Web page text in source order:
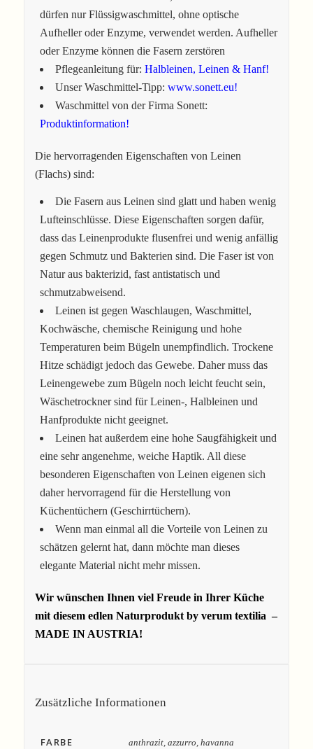
dürfen nur Flüssigwaschmittel, ohne optische
Aufheller oder Enzyme, verwendet werden. Aufheller
oder Enzyme können die Fasern zerstören
Pflegeanleitung für: Halbleinen, Leinen & Hanf!
Unser Waschmittel-Tipp: www.sonett.eu!
Waschmittel von der Firma Sonett:
Produktinformation!
Die hervorragenden Eigenschaften von Leinen
(Flachs) sind:
Die Fasern aus Leinen sind glatt und haben wenig
Lufteinschlüsse. Diese Eigenschaften sorgen dafür,
dass das Leinenprodukte flusenfrei und wenig anfällig
gegen Schmutz und Bakterien sind. Die Faser ist von
Natur aus bakterizid, fast antistatisch und
schmutzabweisend.
Leinen ist gegen Waschlaugen, Waschmittel,
Kochwäsche, chemische Reinigung und hohe
Temperaturen beim Bügeln unempfindlich. Trockene
Hitze schädigt jedoch das Gewebe. Daher muss das
Leinengewebe zum Bügeln noch leicht feucht sein,
Wäschetrockner sind für Leinen-, Halbleinen und
Hanfprodukte nicht geeignet.
Leinen hat außerdem eine hohe Saugfähigkeit und
eine sehr angenehme, weiche Haptik. All diese
besonderen Eigenschaften von Leinen eigenen sich
daher hervorragend für die Herstellung von
Küchentüchern (Geschirrtüchern).
Wenn man einmal all die Vorteile von Leinen zu
schätzen gelernt hat, dann möchte man dieses
elegante Material nicht mehr missen.
Wir wünschen Ihnen viel Freude in Ihrer Küche
mit diesem edlen Naturprodukt by verum textilia –
MADE IN AUSTRIA!
Zusätzliche Informationen
FARBE anthrazit, azzurro, havanna